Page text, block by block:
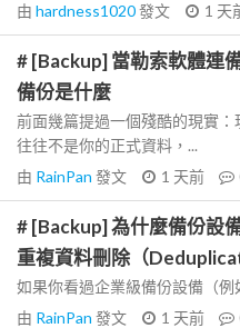
由 hardness1020發文 1 天
# [Backup] 當勒索軟體連
備份是什麼
前面幾篇提過一個殘酷的現實
往往不是你的正式資料，...
由 RainPan 發文 1 天前
# [Backup] 為什麼備份設
重複資料刪除（
如果你看過企業級備份設備（
由 RainPan 發文 1 天前